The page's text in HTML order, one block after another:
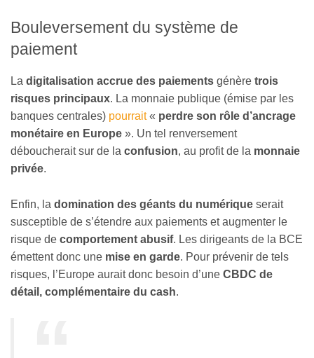
Bouleversement du système de
paiement
La digitalisation accrue des paiements génère trois
risques principaux. La monnaie publique (émise par les
banques centrales) pourrait« perdre son rôle d’ancrage
monétaire en Europe ». Un tel renversement
déboucherait sur de la confusion, au profit de la monnaie
privée.
Enfin, la domination des géants du numérique serait
susceptible de s’étendre aux paiements et augmenter le
risque de comportement abusif. Les dirigeants de la BCE
émettent donc une mise en garde. Pour prévenir de tels
risques, l’Europe aurait donc besoin d’une CBDC de
détail, complémentaire du cash.